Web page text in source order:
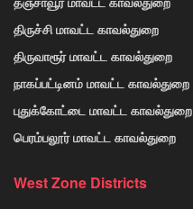
திருச்சி மாவட்ட காவல்துறை
திருவாரூர் மாவட்ட காவல்துறை
நாகப்பட்டினம் மாவட்ட காவல்துறை
புதுக்கோட்டை மாவட்ட காவல்துறை
பெரம்பலூர் மாவட்ட காவல்துறை
West Zone Districts